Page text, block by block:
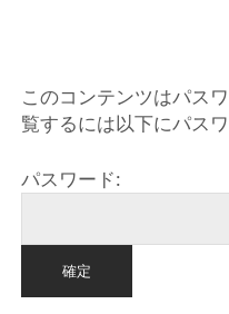
このコンテンツはパス
覧するには以下にパス
パスワード: